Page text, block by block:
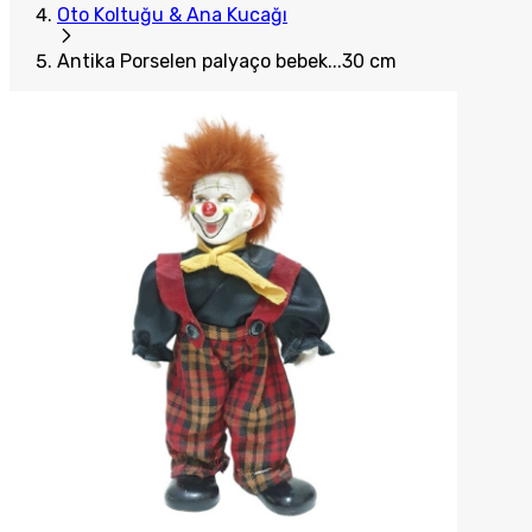
Oto Koltuğu & Ana Kucağı
Antika Porselen palyaço bebek...30 cm